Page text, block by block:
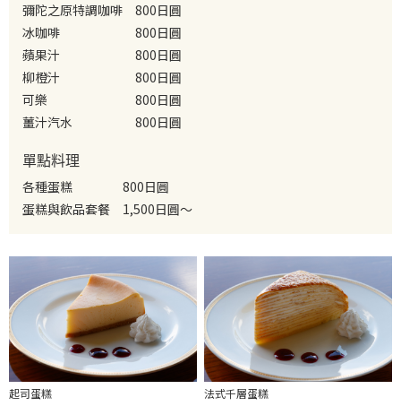
彌陀之原特調咖啡
800日圓
冰咖啡
800日圓
蘋果汁
800日圓
柳橙汁
800日圓
可樂
800日圓
薑汁汽水
800日圓
單點料理
各種蛋糕
800日圓
蛋糕與飲品套餐
1,500日圓～
起司蛋糕 法式千層蛋糕